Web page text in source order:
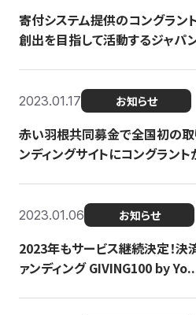
寄付システム提供のコングラン
創出を目指して活動するジャパ
2023.01.17 お知らせ
赤い羽根共同募金で全国初の取
ンディングサイトにコングラント
2023.01.06 お知らせ
2023年もサービス継続決定！決
ァンディング GIVING100 by